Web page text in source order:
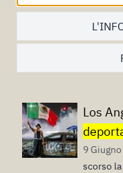
Los
9
scorso